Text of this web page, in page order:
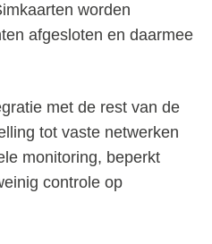
worden
afgesloten en daarmee
met de rest van de
tot vaste netwerken
monitoring, beperkt
controle op